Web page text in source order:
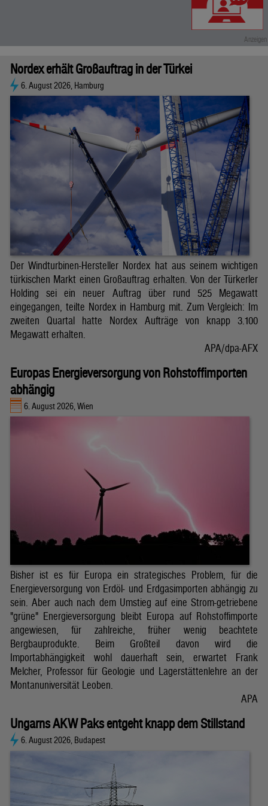
Nordex erhält Großauftrag in der Türkei
6. August 2026, Hamburg
Der Windturbinen-Hersteller Nordex hat aus seinem wichtigen
türkischen Markt einen Großauftrag erhalten. Von der Türkerler
Holding sei ein neuer Auftrag über rund 525 Megawatt
eingegangen, teilte Nordex in Hamburg mit. Zum Vergleich: Im
zweiten Quartal hatte Nordex Aufträge von knapp 3.100
Megawatt erhalten.
APA/dpa-AFX
Europas Energieversorgung von Rohstoffimporten
abhängig
6. August 2026, Wien
Bisher ist es für Europa ein strategisches Problem, für die
Energieversorgung von Erdöl- und Erdgasimporten abhängig zu
sein. Aber auch nach dem Umstieg auf eine Strom-getriebene
"grüne" Energieversorgung bleibt Europa auf Rohstoffimporte
angewiesen, für zahlreiche, früher wenig beachtete
Bergbauprodukte. Beim Großteil davon wird die
Importabhängigkeit wohl dauerhaft sein, erwartet Frank
Melcher, Professor für Geologie und Lagerstättenlehre an der
Montanuniversität Leoben.
APA
Ungarns AKW Paks entgeht knapp dem Stillstand
6. August 2026, Budapest